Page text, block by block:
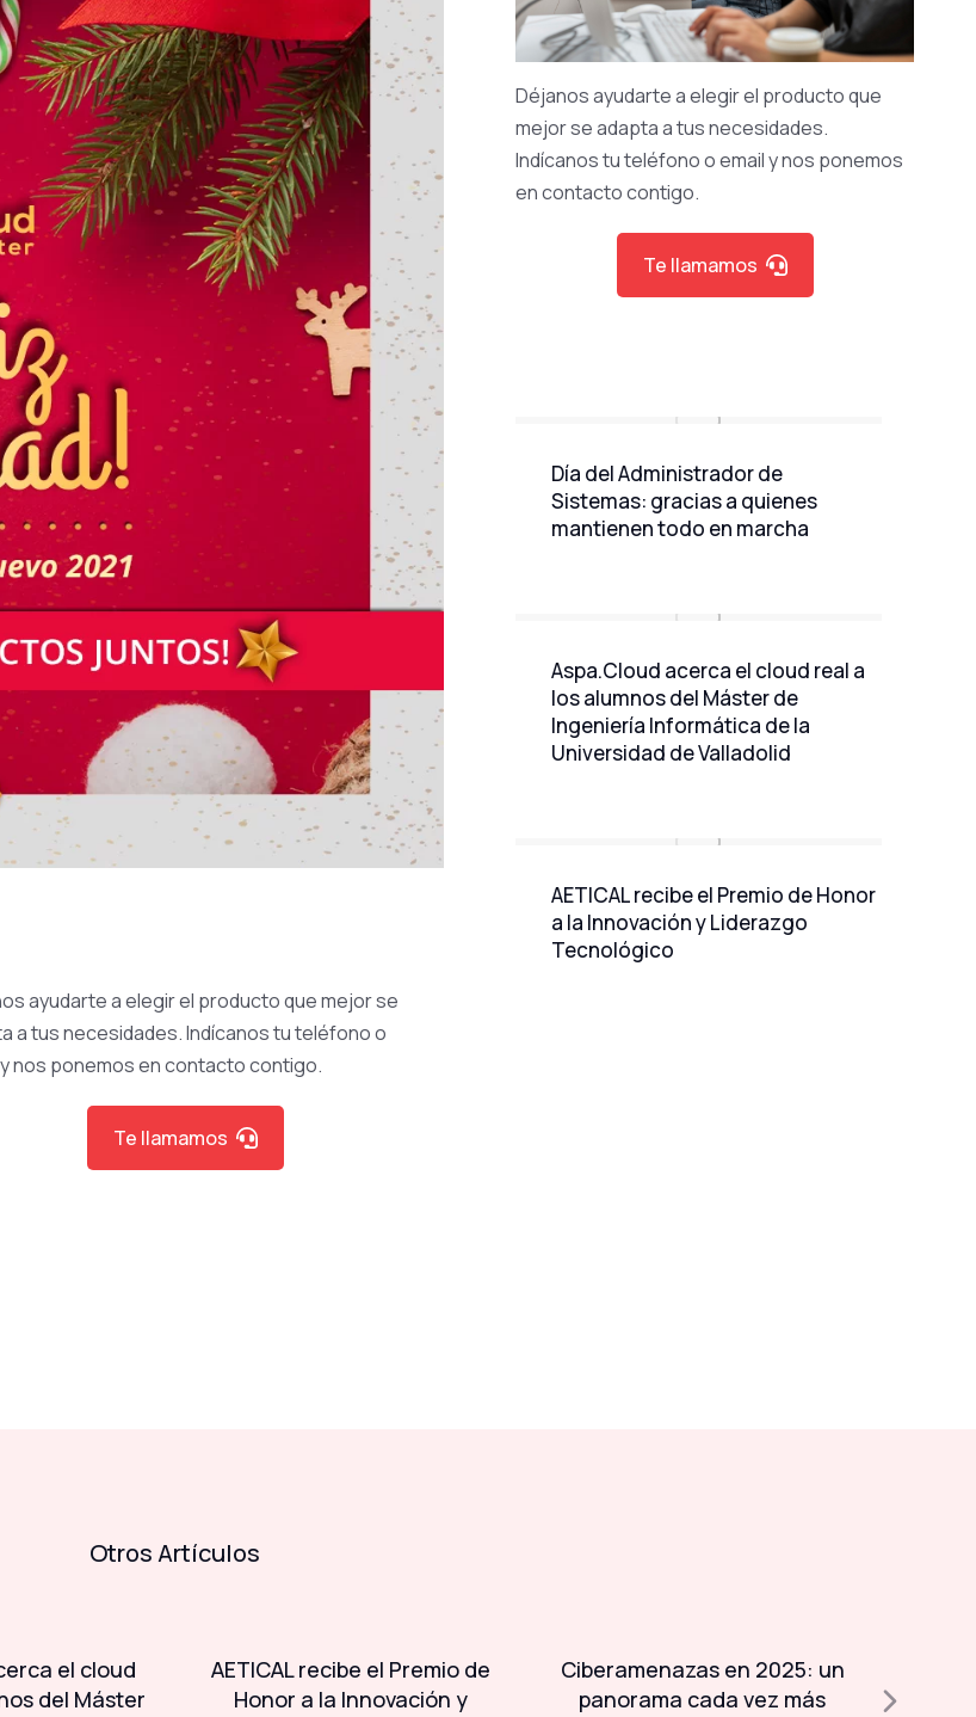
ayudarte a elegir el producto que mejor se
a tus necesidades. Indícanos tu teléfono o
nos ponemos en contacto contigo.
Te llamamos
Déjanos ayudarte a elegir el producto que
mejor se adapta a tus necesidades.
Indícanos tu teléfono o email y nos ponemos
en contacto contigo.
Te llamamos
Día del Administrador de
Sistemas: gracias a quienes
mantienen todo en marcha
Aspa.Cloud acerca el cloud real a
los alumnos del Máster de
Ingeniería Informática de la
Universidad de Valladolid
AETICAL recibe el Premio de Honor
a la Innovación y Liderazgo
Tecnológico
Otros Artículos
el cloud
del Máster
AETICAL recibe el Premio de
Honor a la Innovación y
Ciberamenazas en 2025: un
panorama cada vez más